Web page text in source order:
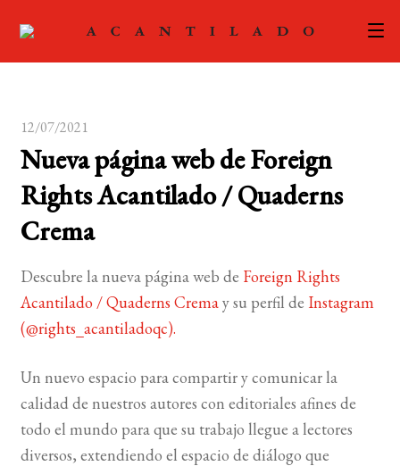
ACTUALIDAD
el
FOREIGN RIGHTS
MI CUENTA
BUSCAR
12/07/2021
Nueva página web de Foreign
Rights Acantilado / Quaderns
Crema
Descubre la nueva página web de Foreign Rights
Acantilado / Quaderns Cremay su perfil de Instagram
(@rights_acantiladoqc).
Un nuevo espacio para compartir y comunicar la
calidad de nuestros autores con editoriales afines de
todo el mundo para que su trabajo llegue a lectores
diversos, extendiendo el espacio de diálogo que